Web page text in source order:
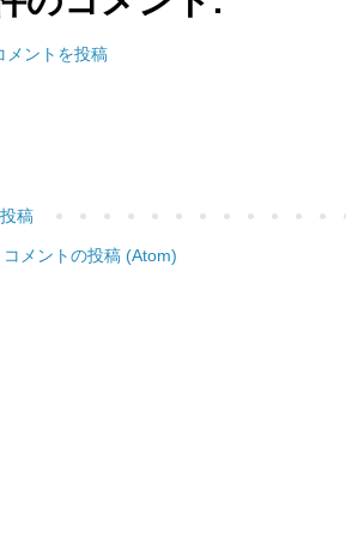
メントを投稿
稿
コメントの投稿 (Atom)